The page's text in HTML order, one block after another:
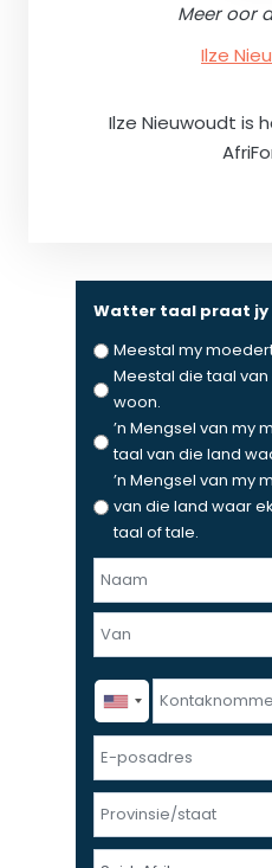
Meer oor
Ilze
Ilze Nieuwoudt is
Watter taal praat jy
Meestal my
Meestal die taal
woon.
’n Mengsel van my
taal van die land
’n Mengsel van my
van die land waar
taal of tale.
N
v
a
n
F
t
L
s
K
o
n
a
k
n
p
o
s
P
o